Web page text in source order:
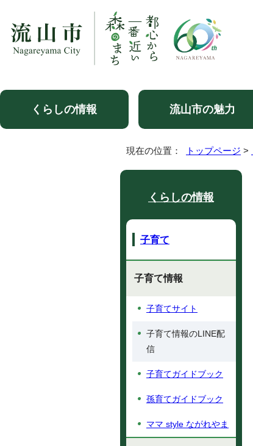
くらしの情報 流山市の魅力
現在の位置： トップページ >
くらしの情報
子育て
子育て情報
子育てサイト
子育て情報のLINE配
信
子育てガイドブック
孫育てガイドブック
ママ style ながれやま